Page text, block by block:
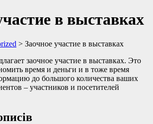
в выставках
> Заочное участие в выставках
заочное участие в выставках. Это
время и деньги и в тоже время
до большого количества ваших
– участников и посетителей